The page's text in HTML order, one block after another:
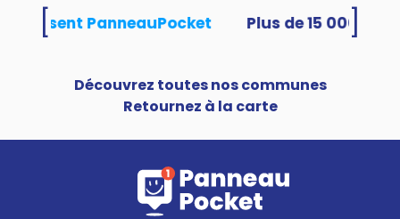
utilisent PanneauPocket
Découvrez toutes nos communes
Retournez à la carte